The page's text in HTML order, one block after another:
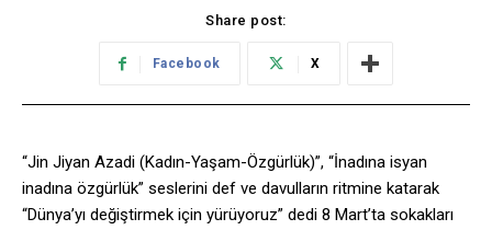
Share post:
Facebook X
“Jin Jiyan Azadi (Kadın-Yaşam-Özgürlük)”, “İnadına isyan
inadına özgürlük” seslerini def ve davulların ritmine katarak
“Dünya’yı değiştirmek için yürüyoruz” dedi 8 Mart’ta sokakları